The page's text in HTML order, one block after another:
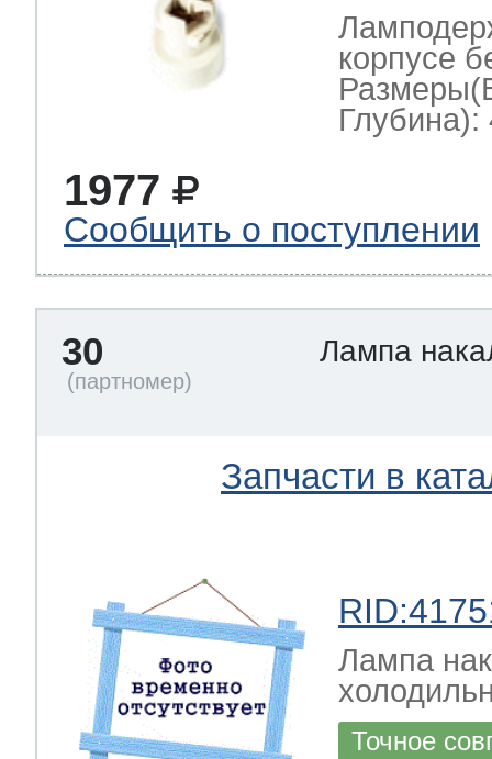
корпусе
Глубина):
1977
Сообщить о поступлении
30 Лампа
Запчасти в
Лампа
Точное